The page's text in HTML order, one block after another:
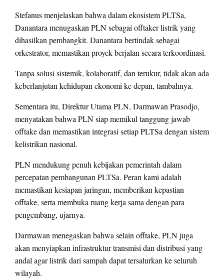
Stefanus menjelaskan bahwa dalam ekosistem PLTSa,
Danantara menugaskan PLN sebagai offtaker listrik yang
dihasilkan pembangkit. Danantara bertindak sebagai
orkestrator, memastikan proyek berjalan secara terkoordinasi.
Tanpa solusi sistemik, kolaboratif, dan terukur, tidak akan ada
keberlanjutan kehidupan ekonomi ke depan, tambahnya.
Sementara itu, Direktur Utama PLN, Darmawan Prasodjo,
menyatakan bahwa PLN siap memikul tanggung jawab
offtake dan memastikan integrasi setiap PLTSa dengan sistem
kelistrikan nasional.
PLN mendukung penuh kebijakan pemerintah dalam
percepatan pembangunan PLTSa. Peran kami adalah
memastikan kesiapan jaringan, memberikan kepastian
offtake, serta membuka ruang kerja sama dengan para
pengembang, ujarnya.
Darmawan menegaskan bahwa selain offtake, PLN juga
akan menyiapkan infrastruktur transmisi dan distribusi yang
andal agar listrik dari sampah dapat tersalurkan ke seluruh
wilayah.